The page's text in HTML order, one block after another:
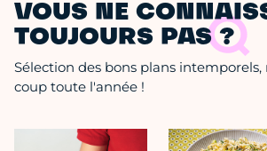
VOUS NE
TOUJOURS PAS ?
Sélection des bons plans
coup toute l'année !